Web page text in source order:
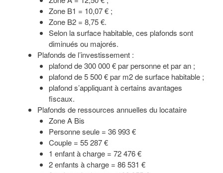
Zone B1 = 10,07 € ;
Zone B2 = 8,75 €.
Selon la surface habitable, ces plafonds sont
diminués ou majorés.
Plafonds de l’investissement :
plafond de 300 000 € par personne et par an ;
plafond de 5 500 € par m2 de surface habitable ;
plafond s’appliquant à certains avantages
fiscaux.
Plafonds de ressources annuelles du locataire
Zone A Bis
Personne seule = 36 993 €
Couple = 55 287 €
1 enfant à charge = 72 476 €
2 enfants à charge = 86 531 €